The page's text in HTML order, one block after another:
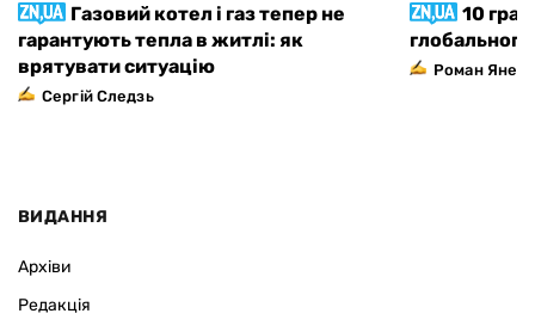
Газовий котел і газ тепер не
гарантують тепла в житлі: як
врятувати ситуацію
Сергій Следзь
10
Роман
ВИДАННЯ
Архіви
Редакція